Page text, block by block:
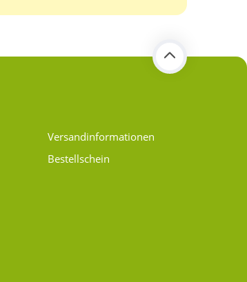
Versand­informationen
Bestellschein